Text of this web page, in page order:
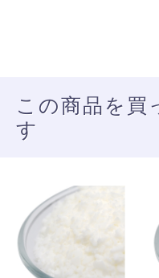
この商品を買
す